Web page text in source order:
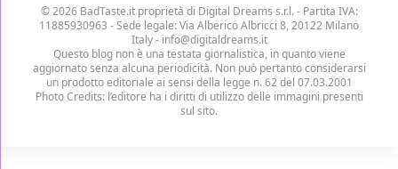
© 2026 BadTaste.it proprietà di Digital Dreams s.r.l.- Partita IVA:
11885930963 - Sede legale: Via Alberico Albricci 8, 20122 Milano
Italy - info@digitaldreams.it
Questo blog non è una testata giornalistica, in quanto viene
aggiornato senza alcuna periodicità. Non può pertanto considerarsi
un prodotto editoriale ai sensi della legge n. 62 del 07.03.2001
Photo Credits: l’editore ha i diritti di utilizzo delle immagini presenti
sul sito.